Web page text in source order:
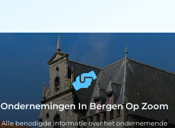
Ondernemingen In Bergen Op Zoom
Alle benodigde informatie over het ondernemende